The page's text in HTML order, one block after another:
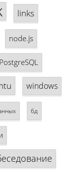
links
node.js
PostgreSQL
windows
бд